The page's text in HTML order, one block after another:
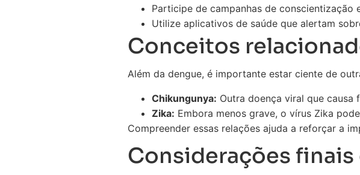
Participe de campanhas de conscientização
Utilize aplicativos de saúde que alertam
Conceitos
Além da dengue, é importante estar ciente de
Chikungunya: Outra doença viral que causa
Zika: Embora menos grave, o vírus Zika
Compreender essas relações ajuda a reforçar a
Considerações finais